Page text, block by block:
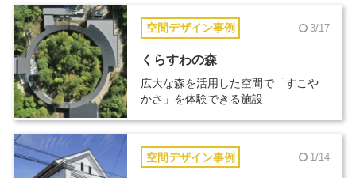
空間デザイン事例 3/17
くらすわの森
広大な森を活用した空間で「すこや
かさ」を体験できる施設
空間デザイン事例 1/14